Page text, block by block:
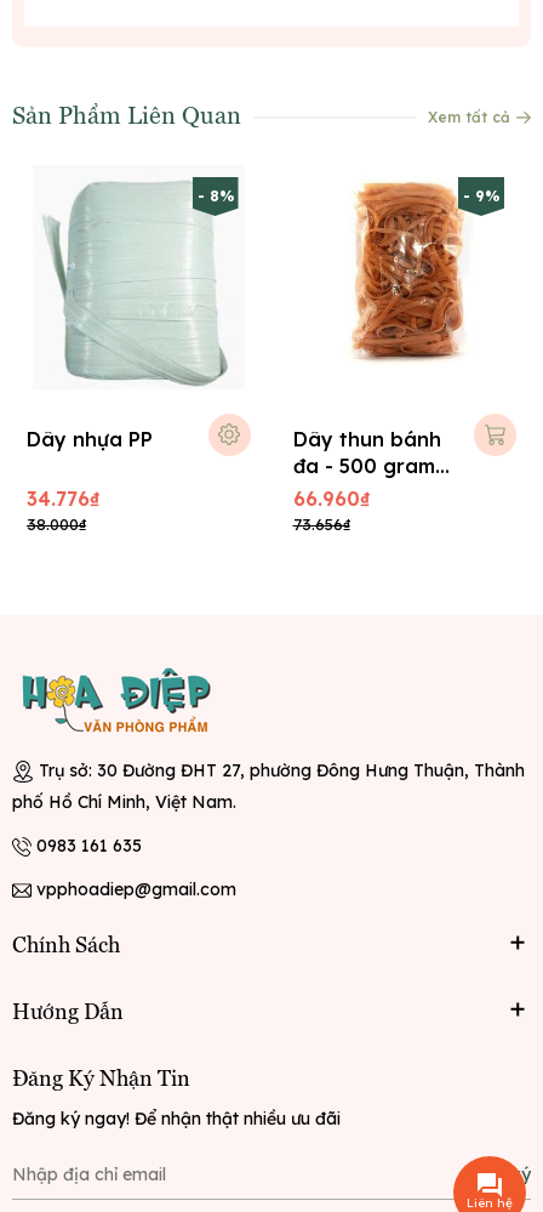
Sản Phẩm Liên Quan Xem tất cả
- 8%
Dây nhựa PP
34.776₫
38.000₫
- 9%
Dây thun bánh
đa - 500 gram
(ĐK = 7cm)
66.960₫
73.656₫
Trụ sở: 30 Đường ĐHT 27, phường Đông Hưng Thuận, Thành
phố Hồ Chí Minh, Việt Nam.
0983 161 635
vpphoadiep@gmail.com
Chính Sách
Hướng Dẫn
Đăng Ký Nhận Tin
Đăng ký ngay! Để nhận thật nhiều ưu đãi
Đăng ký
Liên hệ